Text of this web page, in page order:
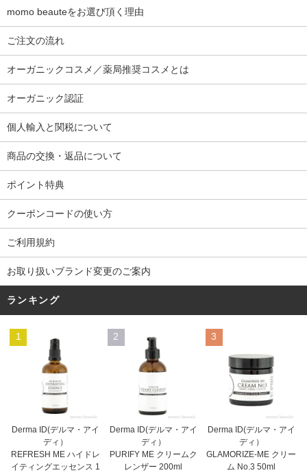
momo beauteをお選び頂く理由
ご注文の流れ
オーガニックコスメ／薬局推奨コスメとは
オーガニック認証
個人輸入と関税について
商品の交換・返品について
ポイント特典
クーポンコードの使い方
ご利用規約
お取り扱いブランド変更のご案内
ランキング
1
Derma ID(デルマ・アイ
ディ）
REFRESH ME ハイドレ
イティングエッセンス 1
2
Derma ID(デルマ・アイ
ディ）
PURIFY ME クリームク
レンザー 200ml
3
Derma ID(デルマ・アイ
ディ）
GLAMORIZE-ME クリー
ム No.3 50ml